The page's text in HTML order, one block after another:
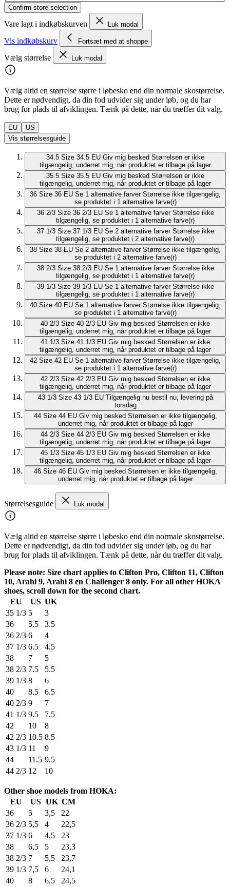
Confirm store selection
Vare lagt i indkøbskurven Luk modal
Vis indkøbskurv Fortsæt med at shoppe
Vælg størrelse Luk modal
Vælg altid en størrelse større i løbesko end din normale skostørrelse.
Dette er nødvendigt, da din fod udvider sig under løb, og du har
brug for plads til afviklingen. Tænk på dette, når du træffer dit valg.
EU
US
Vis størrelsesguide
34.5 Size 34.5 EU Giv mig besked Størrelsen er ikke
tilgængelig, underret mig, når produktet er tilbage på lager
35.5 Size 35.5 EU Giv mig besked Størrelsen er ikke
tilgængelig, underret mig, når produktet er tilbage på lager
36 Size 36 EU Se 1 alternative farver Størrelse ikke tilgængelig,
se produktet i 1 alternative farve(r)
36 2/3 Size 36 2/3 EU Se 1 alternative farver Størrelse ikke
tilgængelig, se produktet i 1 alternative farve(r)
37 1/3 Size 37 1/3 EU Se 2 alternative farver Størrelse ikke
tilgængelig, se produktet i 2 alternative farve(r)
38 Size 38 EU Se 2 alternative farver Størrelse ikke tilgængelig,
se produktet i 2 alternative farve(r)
38 2/3 Size 38 2/3 EU Se 1 alternative farver Størrelse ikke
tilgængelig, se produktet i 1 alternative farve(r)
39 1/3 Size 39 1/3 EU Se 1 alternative farver Størrelse ikke
tilgængelig, se produktet i 1 alternative farve(r)
40 Size 40 EU Se 1 alternative farver Størrelse ikke tilgængelig,
se produktet i 1 alternative farve(r)
40 2/3 Size 40 2/3 EU Giv mig besked Størrelsen er ikke
tilgængelig, underret mig, når produktet er tilbage på lager
41 1/3 Size 41 1/3 EU Giv mig besked Størrelsen er ikke
tilgængelig, underret mig, når produktet er tilbage på lager
42 Size 42 EU Se 1 alternative farver Størrelse ikke tilgængelig,
se produktet i 1 alternative farve(r)
42 2/3 Size 42 2/3 EU Giv mig besked Størrelsen er ikke
tilgængelig, underret mig, når produktet er tilbage på lager
43 1/3 Size 43 1/3 EU Tilgængelig nu bestil nu, levering på
torsdag
44 Size 44 EU Giv mig besked Størrelsen er ikke tilgængelig,
underret mig, når produktet er tilbage på lager
44 2/3 Size 44 2/3 EU Giv mig besked Størrelsen er ikke
tilgængelig, underret mig, når produktet er tilbage på lager
45 1/3 Size 45 1/3 EU Giv mig besked Størrelsen er ikke
tilgængelig, underret mig, når produktet er tilbage på lager
46 Size 46 EU Giv mig besked Størrelsen er ikke tilgængelig,
underret mig, når produktet er tilbage på lager
Størrelsesguide Luk modal
Vælg altid en størrelse større i løbesko end din normale skostørrelse.
Dette er nødvendigt, da din fod udvider sig under løb, og du har
brug for plads til afviklingen. Tænk på dette, når du træffer dit valg.
Please note: Size chart applies to Clifton Pro, Clifton 11, Clifton
10, Arahi 9, Arahi 8 en Challenger 8 only. For all other HOKA
shoes, scroll down for the second chart.
EU
US UK
35 1/3 5
3
36
5.5
3.5
36 2/3 6
4
37 1/3 6.5
4.5
38
7
5
38 2/3 7.5
5.5
39 1/3 8
6
40
8.5
6.5
40 2/3 9
7
41 1/3 9.5
7.5
42
10
8
42 2/3 10.5 8.5
43 1/3 11
9
44
11.5 9.5
44 2/3 12 10
Other shoe models from HOKA:
EU
US UK CM
36
5 3,5
22
36 2/3 5,5 4
22,5
37 1/3 6 4,5
23
38
6,5 5
23,3
38 2/3 7 5,5
23,7
39 1/3 7,5 6
24,1
40
8 6,5
24,5